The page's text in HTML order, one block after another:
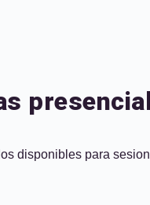
disponibles para